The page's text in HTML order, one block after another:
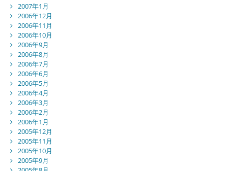
2007年1月
2006年12月
2006年11月
2006年10月
2006年9月
2006年8月
2006年7月
2006年6月
2006年5月
2006年4月
2006年3月
2006年2月
2006年1月
2005年12月
2005年11月
2005年10月
2005年9月